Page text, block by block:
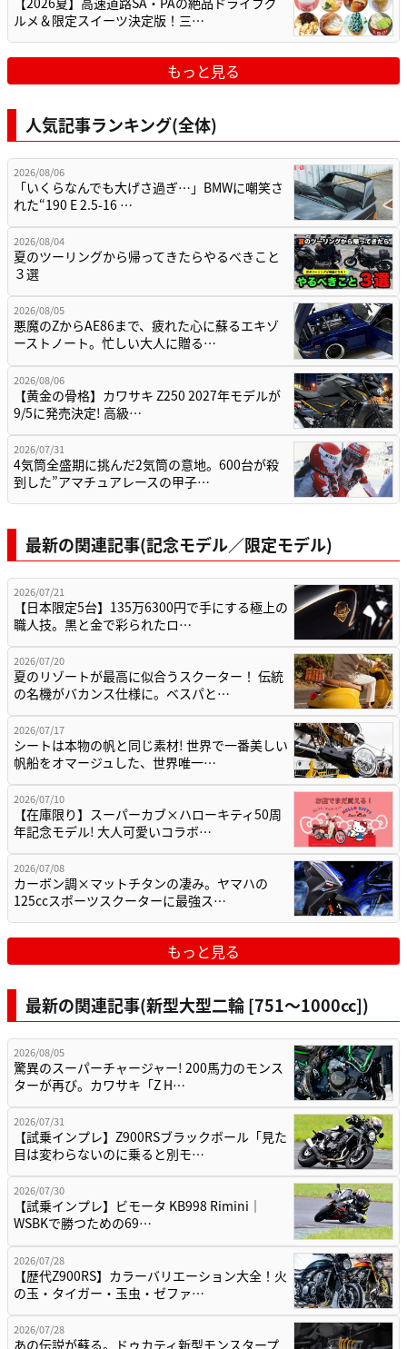
ルメ＆限定スイーツ決定版！三…
もっと見る
人気記事ランキング(全体)
2026/08/06
「いくらなんでも大げさ過ぎ…」BMWに嘲笑さ
れた“190 E 2.5-16 …
2026/08/04
夏のツーリングから帰ってきたらやるべきこと
３選
2026/08/05
悪魔のZからAE86まで、疲れた心に蘇るエキゾ
ーストノート。忙しい大人に贈る…
2026/08/06
【黄金の骨格】カワサキ Z250 2027年モデルが
9/5に発売決定! 高級…
2026/07/31
4気筒全盛期に挑んだ2気筒の意地。600台が殺
到した”アマチュアレースの甲子…
最新の関連記事(記念モデル／限定モデル)
2026/07/21
【日本限定5台】135万6300円で手にする極上の
職人技。黒と金で彩られたロ…
2026/07/20
夏のリゾートが最高に似合うスクーター！ 伝統
の名機がバカンス仕様に。ベスパと…
2026/07/17
シートは本物の帆と同じ素材! 世界で一番美しい
帆船をオマージュした、世界唯一…
2026/07/10
【在庫限り】スーパーカブ×ハローキティ50周
年記念モデル! 大人可愛いコラボ…
2026/07/08
カーボン調×マットチタンの凄み。ヤマハの
125ccスポーツスクーターに最強ス…
もっと見る
最新の関連記事(新型大型二輪 [751〜1000cc])
2026/08/05
驚異のスーパーチャージャー! 200馬力のモンス
ターが再び。カワサキ「Z H…
2026/07/31
【試乗インプレ】Z900RSブラックボール「見た
目は変わらないのに乗ると別モ…
2026/07/30
【試乗インプレ】ビモータ KB998 Rimini｜
WSBKで勝つための69…
2026/07/28
【歴代Z900RS】カラーバリエーション大全！火
の玉・タイガー・玉虫・ゼファ…
2026/07/28
あの伝説が蘇る。ドゥカティ新型モンスタープ